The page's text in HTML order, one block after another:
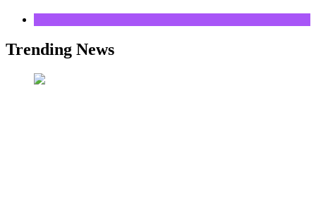
Trending News